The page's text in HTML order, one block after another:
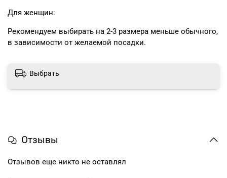
Для женщин:
Рекомендуем выбирать на 2-3 размера меньше обычного,
в зависимости от желаемой посадки.
Выбрать
Отзывы
Отзывов еще никто не оставлял